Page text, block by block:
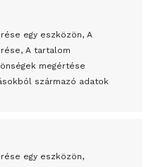
egy eszközön, A
A tartalom
megértése
származó adatok
egy eszközön,
megvalósíthatónak.
have on
In a
explains
cookies and
content